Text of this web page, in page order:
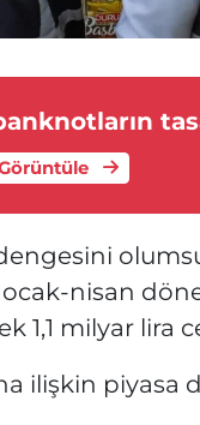
nisan
1,1 milyar lira
ilişkin